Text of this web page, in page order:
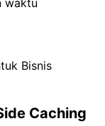
Bisnis
Caching